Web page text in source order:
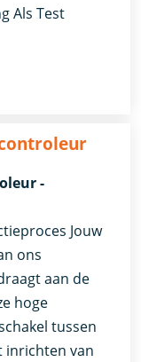
Als Test
-
Jouw
ons
aan de
hoge
tussen
inrichten van